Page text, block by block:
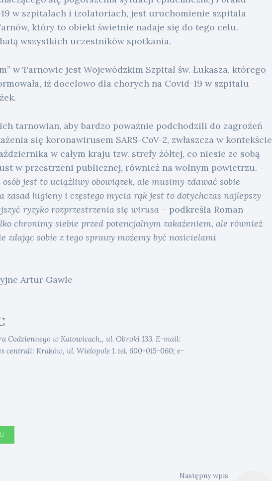
IKC.pl
słychać
Magazyn
Kraków
Tarnów
Podhale
Turystyka
w szpitalach i izolatoriach, jest uruchomienie szpitala
który to obiekt świetnie nadaje się do tego celu.
wszystkich uczestników spotkania.
w Tarnowie jest Wojewódzkim Szpital św. Łukasza, którego
iż docelowo dla chorych na Covid-19 w szpitalu
tarnowian, aby bardzo poważnie podchodzili do zagrożeń
się koronawirusem SARS-CoV-2, zwłaszcza w kontekście
w całym kraju tzw. strefy żółtej, co niesie ze sobą
w przestrzeni publicznej, również na wolnym powietrzu. –
jest to uciążliwy obowiązek, ale musimy zdawać sobie
zasad higieny i częstego mycia rąk jest to dotychczas najlepszy
ryzyko rozprzestrzenia się wirusa– podkreśla Roman
chronimy siebie przed potencjalnym zakażeniem, ale również
zdając sobie z tego sprawy możemy być nosicielami
Artur Gawle
Codziennego w Katowicach,, ul. Obroki 133. E-mail:
centrali: Kraków, ul. Wielopole 1. tel. 600-015-060; e-
Następny wpis